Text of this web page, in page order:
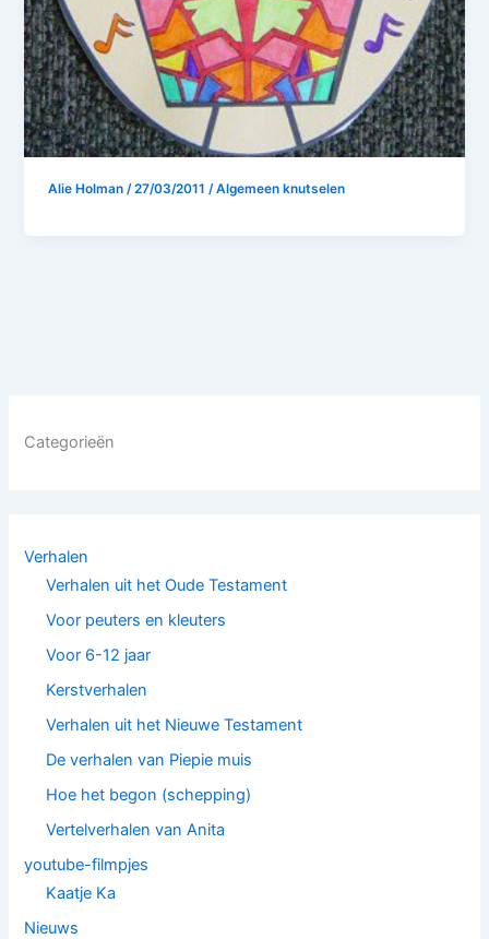
Categorieën
Verhalen
Verhalen uit het Oude Testament
Voor peuters en kleuters
Voor 6-12 jaar
Kerstverhalen
Verhalen uit het Nieuwe Testament
De verhalen van Piepie muis
Hoe het begon (schepping)
Vertelverhalen van Anita
youtube-filmpjes
Kaatje Ka
Nieuws
Alie Holman/27/03/2011/Algemeen knutselen